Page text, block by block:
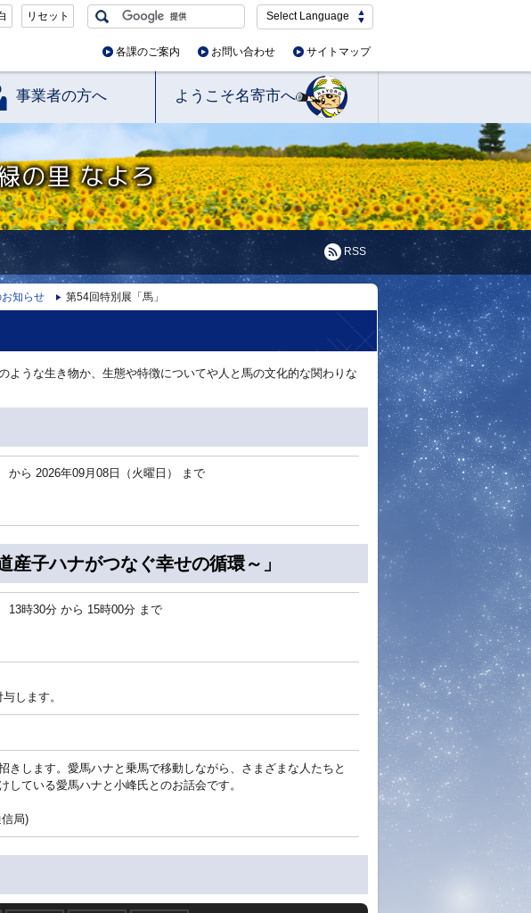
リセット Select Language
各課のご案内 お問い合わせ サイトマップ
事業者の方へ ようこそ名寄市へ
の里 なよろ
RSS
知らせ 第54回特別展「馬」
うな生き物か、生態や特徴についてや人と馬の文化的な関わりな
から 2026年09月08日（火曜日） まで
子ハナがつなぐ幸せの循環～」
13時30分から 15時00分まで
します。
きします。愛馬ハナと乗馬で移動しながら、さまざまな人たちと
ている愛馬ハナと小峰氏とのお話会です。
局)